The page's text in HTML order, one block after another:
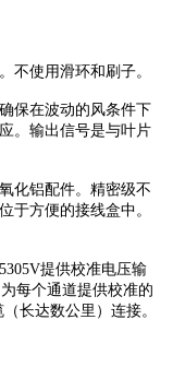
不使用滑环和刷子。
保在波动的风条件下
。输出信号是与叶片
化铝配件。精密级不
于方便的接线盒中。
提供校准电压输
每个通道提供校准的
长达数公里）连接。